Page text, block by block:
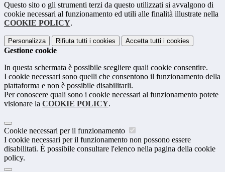
Questo sito o gli strumenti terzi da questo utilizzati si avvalgono di
cookie necessari al funzionamento ed utili alle finalità illustrate nella
COOKIE POLICY.
Personalizza Rifiuta tutti i cookies Accetta tutti i cookies
Gestione cookie
In questa schermata è possibile scegliere quali cookie consentire.
I cookie necessari sono quelli che consentono il funzionamento della
piattaforma e non è possibile disabilitarli.
Per conoscere quali sono i cookie necessari al funzionamento potete
visionare la COOKIE POLICY.
Cookie necessari per il funzionamento
I cookie necessari per il funzionamento non possono essere
disabilitati. È possibile consultare l'elenco nella pagina della cookie
policy.